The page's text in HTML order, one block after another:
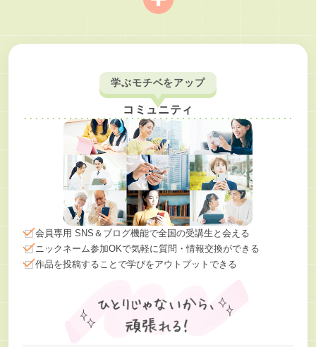
学ぶモチベをアップ
コミュニティ
会員専用 SNS＆ブログ機能で全国の受講生と会える
ニックネーム参加OKで気軽に質問・情報交換ができる
作品を投稿することで学びをアウトプットできる